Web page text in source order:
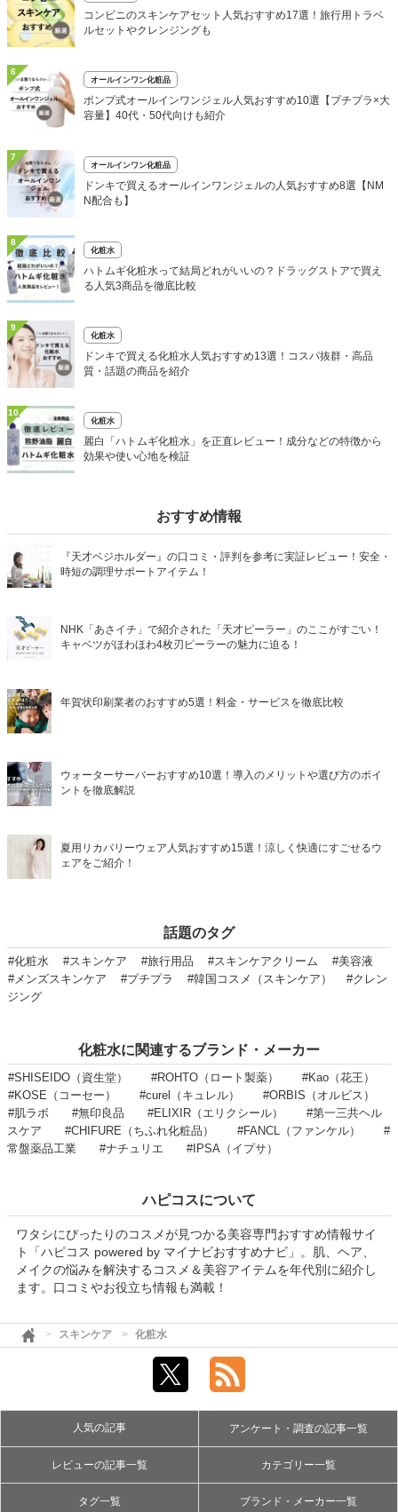
コンビニのスキンケアセット人気おすすめ17選！旅行用トラベ
ルセットやクレンジングも
6
オールインワン化粧品
ポンプ式オールインワンジェル人気おすすめ10選【プチプラ×大
容量】40代・50代向けも紹介
7
オールインワン化粧品
ドンキで買えるオールインワンジェルの人気おすすめ8選【NM
N配合も】
8
化粧水
ハトムギ化粧水って結局どれがいいの？ドラッグストアで買え
る人気3商品を徹底比較
9
化粧水
ドンキで買える化粧水人気おすすめ13選！コスパ抜群・高品
質・話題の商品を紹介
10
化粧水
麗白「ハトムギ化粧水」を正直レビュー！成分などの特徴から
効果や使い心地を検証
おすすめ情報
『天才ベジホルダー』の口コミ・評判を参考に実証レビュー！安全・
時短の調理サポートアイテム！
NHK「あさイチ」で紹介された「天才ピーラー」のここがすごい！
キャベツがほわほわ4枚刃ピーラーの魅力に迫る！
年賀状印刷業者のおすすめ5選！料金・サービスを徹底比較
ウォーターサーバーおすすめ10選！導入のメリットや選び方のポイ
ントを徹底解説
夏用リカバリーウェア人気おすすめ15選！涼しく快適にすごせるウ
ェアをご紹介！
話題のタグ
#化粧水 #スキンケア #旅行用品 #スキンケアクリーム
#美容液
#メンズスキンケア
#プチプラ #韓国コスメ（スキンケア）
#クレン
ジング
化粧水に関連するブランド・メーカー
#SHISEIDO（資生堂） #ROHTO（ロート製薬）
#Kao（花王）
#KOSE（コーセー）
#curel（キュレル）
#ORBIS（オルビス）
#肌ラボ
#無印良品 #ELIXIR（エリクシール）
#第一三共ヘル
スケア
#CHIFURE（ちふれ化粧品） #FANCL（ファンケル）
#
常盤薬品工業
#ナチュリエ #IPSA（イプサ）
ハピコスについて
ワタシにぴったりのコスメが見つかる美容専門おすすめ情報サイ
ト「ハピコス powered by マイナビおすすめナビ」。肌、ヘア、
メイクの悩みを解決するコスメ＆美容アイテムを年代別に紹介し
ます。口コミやお役立ち情報も満載！
スキンケア 化粧水
人気の記事 アンケート・調査の記事一覧
レビューの記事一覧 カテゴリー一覧
タグ一覧 ブランド・メーカー一覧